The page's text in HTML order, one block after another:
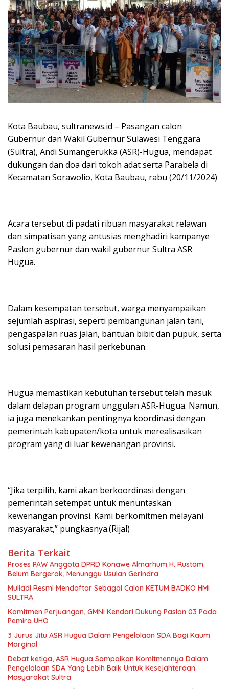
Kota Baubau, sultranews.id – Pasangan calon
Gubernur dan Wakil Gubernur Sulawesi Tenggara
(Sultra), Andi Sumangerukka (ASR)-Hugua, mendapat
dukungan dan doa dari tokoh adat serta Parabela di
Kecamatan Sorawolio, Kota Baubau, rabu (20/11/2024)
Acara tersebut di padati ribuan masyarakat relawan
dan simpatisan yang antusias menghadiri kampanye
Paslon gubernur dan wakil gubernur Sultra ASR
Hugua.
Dalam kesempatan tersebut, warga menyampaikan
sejumlah aspirasi, seperti pembangunan jalan tani,
pengaspalan ruas jalan, bantuan bibit dan pupuk, serta
solusi pemasaran hasil perkebunan.
Hugua memastikan kebutuhan tersebut telah masuk
dalam delapan program unggulan ASR-Hugua. Namun,
ia juga menekankan pentingnya koordinasi dengan
pemerintah kabupaten/kota untuk merealisasikan
program yang di luar kewenangan provinsi.
“Jika terpilih, kami akan berkoordinasi dengan
pemerintah setempat untuk menuntaskan
kewenangan provinsi. Kami berkomitmen melayani
masyarakat,” pungkasnya.(Rijal)
Berita Terkait
Proses PAW Anggota DPRD Konawe Almarhum H. Rustam
Belum Bergerak, Menunggu Usulan Gerindra
Muliadi Resmi Mendaftar Sebagai Calon KETUM BADKO HMI
SULTRA
Komitmen Perjuangan, GMNI Kendari Dukung Paslon 03 Pada
Pemira UHO
3 Jurus Jitu ASR Hugua Dalam Pengelolaan SDA Bagi Kaum
Marginal
Debat ketiga, ASR Hugua Sampaikan Komitmennya Dalam
Pengelolaan SDA Yang Lebih Baik Untuk Kesejahteraan
Masyarakat Sultra